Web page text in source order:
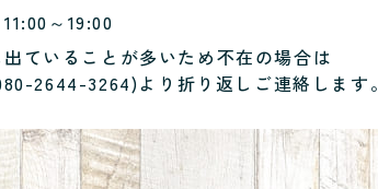
11:00～19:00
ていることが多いため不在の場合は
2644-3264)より折り返しご連絡します。